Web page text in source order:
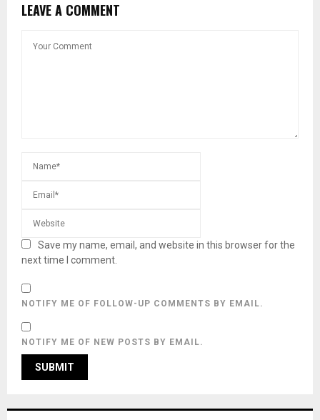
LEAVE A COMMENT
Save my name, email, and website in this browser for the
next time I comment.
NOTIFY ME OF FOLLOW-UP COMMENTS BY EMAIL.
NOTIFY ME OF NEW POSTS BY EMAIL.